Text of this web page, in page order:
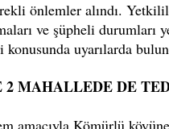
önlemler alındı.
ve şüpheli durumları
uyarılarda
2 MAHALLEDE DE
amacıyla Kömürlü